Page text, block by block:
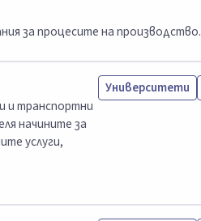
за процесите на производство.
и транспортни
начините за
услуги,
Университети